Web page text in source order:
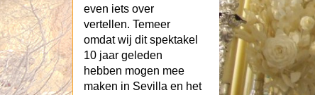
even iets over
vertellen. Temeer
omdat wij dit spektakel
10 jaar geleden
hebben mogen mee
maken in Sevilla en het